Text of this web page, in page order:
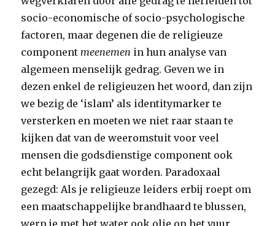
socio-economische of socio-psychologische
factoren, maar degenen die de religieuze
componentmeenemen in hun analyse van
algemeen menselijk gedrag. Geven we in
dezen enkel de religieuzen het woord, dan zijn
we bezig de ‘islam’ als identitymarker te
versterken en moeten we niet raar staan te
kijken dat van de weeromstuit voor veel
mensen die godsdienstige component ook
echt belangrijk gaat worden. Paradoxaal
gezegd: Als je religieuze leiders erbij roept om
een maatschappelijke brandhaard te blussen,